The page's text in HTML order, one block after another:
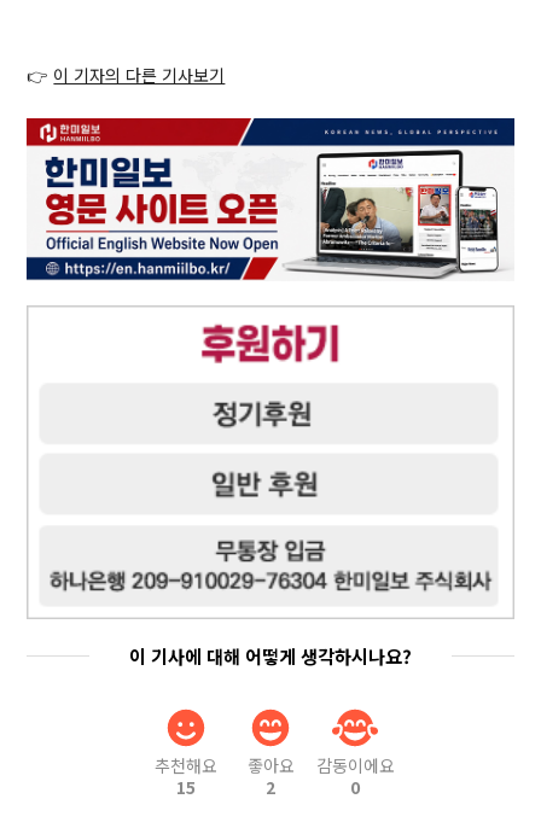
👉 이 기자의 다른 기사보기
이 기사에 대해 어떻게 생각하시나요?
추천해요
15
좋아요
2
감동이에요
0